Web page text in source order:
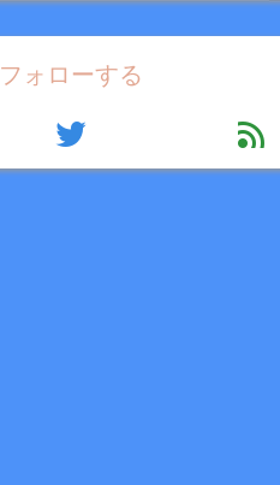
フォローする
twitter feed